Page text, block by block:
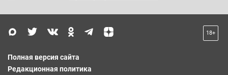
18+
Полная версия сайта
Редакционная политика